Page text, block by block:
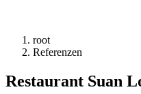
root
Referenzen
Restaurant Suan